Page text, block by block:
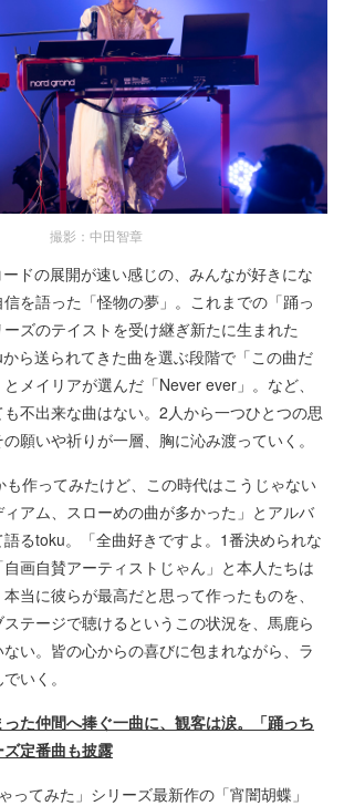
撮影：中田智章
ドの展開が速い感じの、みんなが好きにな
を語った「怪物の夢」。これまでの「踊っ
ズのテイストを受け継ぎ新たに生まれた
から送られてきた曲を選ぶ段階で「この曲だ
メイリアが選んだ「Never ever」。など、
不出来な曲はない。2人から一つひとつの思
願いや祈りが一層、胸に沁み渡っていく。
も作ってみたけど、この時代はこうじゃない
アム、スローめの曲が多かった」とアルバ
るtoku。「全曲好きですよ。1番決められな
画自賛アーティストじゃん」と本人たちは
当に彼らが最高だと思って作ったものを、
テージで聴けるというこの状況を、馬鹿ら
い。皆の心からの喜びに包まれながら、ラ
いく。
た仲間へ捧ぐ一曲に、観客は涙。「踊っち
定番曲も披露
ってみた」シリーズ最新作の「宵闇胡蝶」